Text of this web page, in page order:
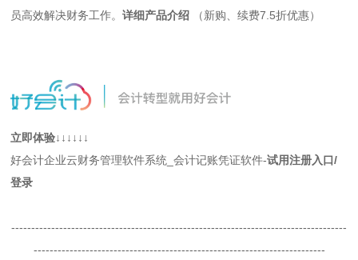
员高效解决财务工作。详细产品介绍 （新购、续费7.5折优惠）
立即体验↓↓↓↓↓↓
好会计企业云财务管理软件系统_会计记账凭证软件-试用注册入口/
登录
------------------------------------------------------------------------------------
-------------------------------------------------------------------------